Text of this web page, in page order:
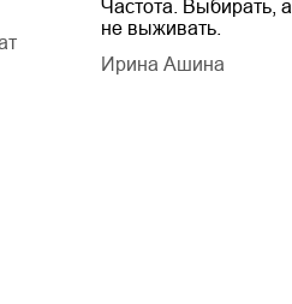
Частота. Выбирать, а
не выживать.
Ирина Ашина